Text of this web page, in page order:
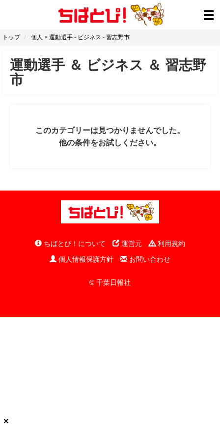
トップ 個人 > 運動選手 - ビジネス - 習志野市
運動選手 ＆ ビジネス ＆ 習志野
市
このカテゴリーは見つかりませんでした。
他の条件をお試しください。
ちばとぴ！について 運営元
利用規約
個人情報保護方針
お問い合わせ
© 千葉日報社
×